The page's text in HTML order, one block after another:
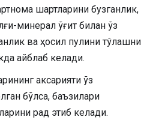
шартларини бузганлик,
минерал ўғит билан ўз
ва ҳосил пулини тўлашни
айблаб келади.
аксарияти ўз
бўлса, баъзилари
рад этиб келади.